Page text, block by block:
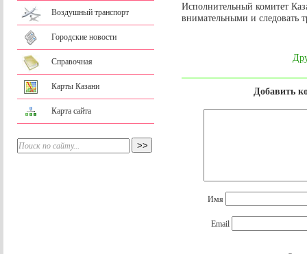
Воздушный транспорт
Городские новости
Справочная
Карты Казани
Карта сайта
Исполнительный комитет
внимательными и следовать
Добавить
Имя
Email